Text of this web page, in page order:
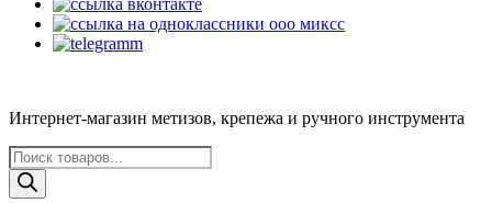
Интернет-магазин метизов, крепежа и ручного инструмента
Поиск
товаров